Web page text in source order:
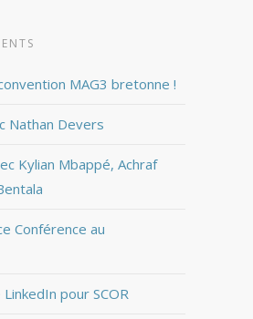
MAG3 bretonne !
Nathan Devers
Kylian Mbappé, Achraf
Conférence au
pour SCOR